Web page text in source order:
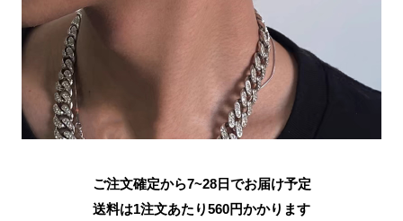
ご注文確定から7~28日でお届け予定
送料は1注文あたり560円かかります